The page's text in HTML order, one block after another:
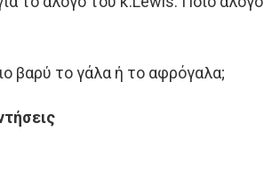
βαρύ το γάλα ή το αφρόγαλα;